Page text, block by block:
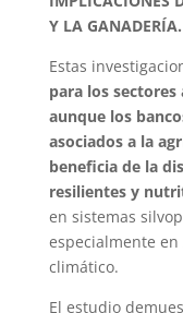
Y LA GANADERÍA.
Estas
para los
aunque los
asociados a la
beneficia de la
resilientes y
en sistemas
especialmente
climático.
El estudio